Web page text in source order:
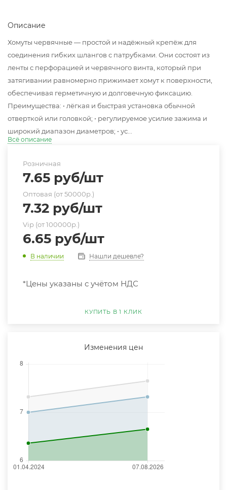
Описание
Хомуты червячные — простой и надёжный крепёж для
соединения гибких шлангов с патрубками. Они состоят из
ленты с перфорацией и червячного винта, который при
затягивании равномерно прижимает хомут к поверхности,
обеспечивая герметичную и долговечную фиксацию.
Преимущества: • лёгкая и быстрая установка обычной
отверткой или головкой; • регулируемое усилие зажима и
широкий диапазон диаметров; • ус...
Всё описание
Розничная
7.65 руб/шт
Оптовая (от 50000р.)
7.32 руб/шт
Vip (от 100000р.)
6.65 руб/шт
В наличии Нашли дешевле?
*Цены указаны с учётом НДС
КУПИТЬ В 1 КЛИК
Изменения цен